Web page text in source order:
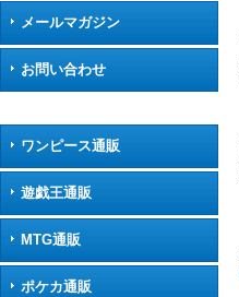
メールマガジン
お問い合わせ
ワンピース通販
遊戯王通販
MTG通販
ポケカ通販